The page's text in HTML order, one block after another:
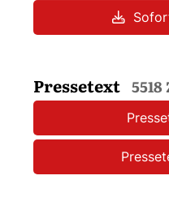
Pressetext